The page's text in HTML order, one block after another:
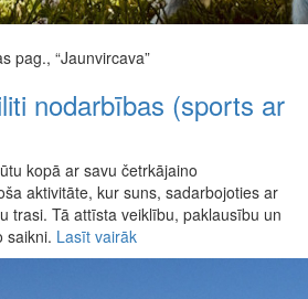
pag., “Jaunvircava”
nodarbības (sports ar
kopā ar savu četrkājaino
aktivitāte, kur suns, sadarbojoties ar
trasi. Tā attīsta veiklību, paklausību un
saikni. Lasīt vairāk